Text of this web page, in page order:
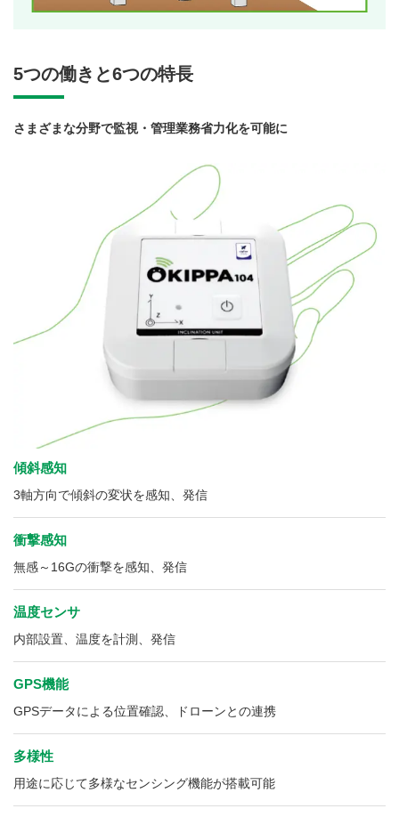
5つの働きと6つの特長
さまざまな分野で監視・管理業務省力化を可能に
傾斜感知
3軸方向で傾斜の変状を感知、発信
衝撃感知
無感～16Gの衝撃を感知、発信
温度センサ
内部設置、温度を計測、発信
GPS機能
GPSデータによる位置確認、ドローンとの連携
多様性
用途に応じて多様なセンシング機能が搭載可能